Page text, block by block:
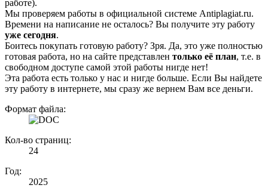
работе).
Мы проверяем работы в официальной системе Аntiplagiat.ru.
Времени на написание не осталось? Вы получите эту работу
уже сегодня.
Боитесь покупать готовую работу? Зря. Да, это уже полностью
готовая работа, но на сайте представлен только её план, т.е. в
свободном доступе самой этой работы нигде нет!
Эта работа есть только у нас и нигде больше. Если Вы найдете
эту работу в интернете, мы сразу же вернем Вам все деньги.
Формат файла:
Кол-во страниц:
24
Год:
2025